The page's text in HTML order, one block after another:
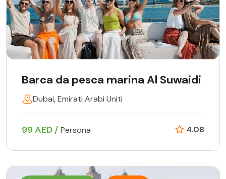
Barca da pesca marina Al Suwaidi
Dubai, Emirati Arabi Uniti
99 AED / Persona 4.08